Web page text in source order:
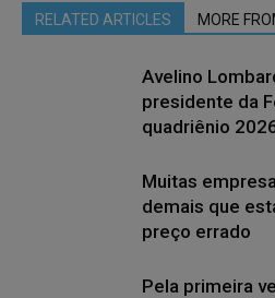
RELATED ARTICLES MORE
Avelino
presidente da
quadriênio
Muitas
demais que
preço errado
Pela primeira